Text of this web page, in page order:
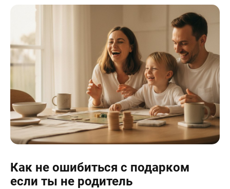
Как не ошибиться с подарком
если ты не родитель
данных, в соответствии с Федеральным законом
от 27.07.2006 года №152-ФЗ «О персональных
данных», на условиях и для целей, определенных в
Согласии на обработку персональных данныхи
Политике в отношении обработки персональных
данных
Я принимаю условиядоговора оферты
Просто так, без
повода
2 лица
3 лица
70 х 100 см
года
в
иПолитике в
условия
оферты
Вперед
Я согласен с Политикой конфиденциальности
и принимаю условия Публичной оферты